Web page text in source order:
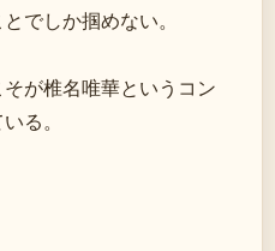
でしか掴めない。
が椎名唯華というコン
る。